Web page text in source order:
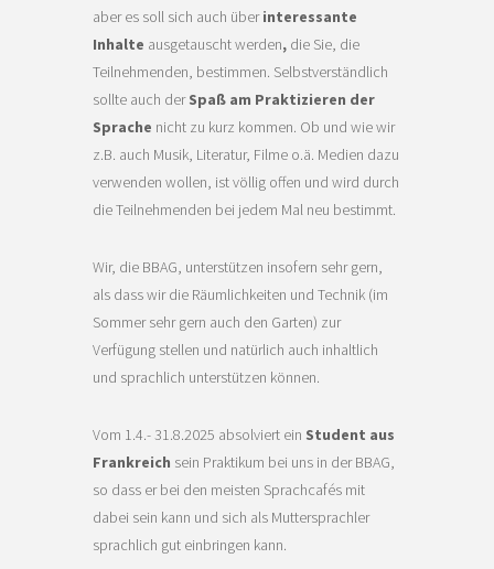
aber es soll sich auch überinteressante
Inhalte ausgetauscht werden, die Sie, die
Teilnehmenden, bestimmen. Selbstverständlich
sollte auch derSpaß am Praktizieren der
Sprache nicht zu kurz kommen. Ob und wie wir
z.B. auch Musik, Literatur, Filme o.ä. Medien dazu
verwenden wollen, ist völlig offen und wird durch
die Teilnehmenden bei jedem Mal neu bestimmt.
Wir, die BBAG, unterstützen insofern sehr gern,
als dass wir die Räumlichkeiten und Technik (im
Sommer sehr gern auch den Garten) zur
Verfügung stellen und natürlich auch inhaltlich
und sprachlich unterstützen können.
Vom 1.4.- 31.8.2025 absolviert ein Student aus
Frankreich sein Praktikum bei uns in der BBAG,
so dass er bei den meisten Sprachcafés mit
dabei sein kann und sich als Muttersprachler
sprachlich gut einbringen kann.